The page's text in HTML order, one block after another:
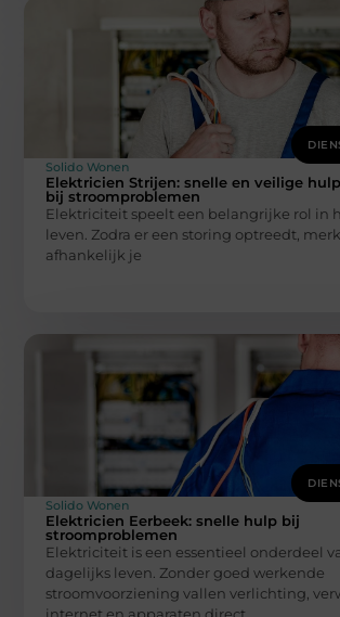
Solido Wonen
Elektricien Strijen: snelle en veilige hulp
bij stroomproblemen
Elektriciteit speelt een belangrijke rol in
leven. Zodra er een storing optreedt,
afhankelijk je
Solido Wonen
Elektricien Eerbeek: snelle hulp bij
stroomproblemen
Elektriciteit is een essentieel onderdeel
dagelijks leven. Zonder goed werkende
stroomvoorziening vallen verlichting,